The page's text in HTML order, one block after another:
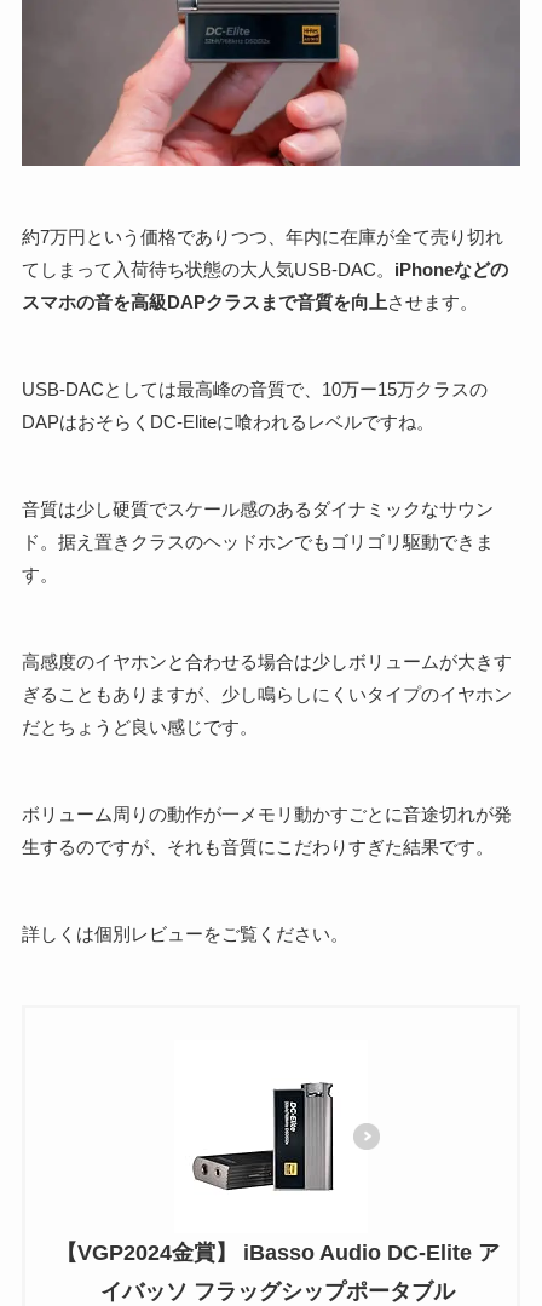
約7万円という価格でありつつ、年内に在庫が全て売り切れ
てしまって入荷待ち状態の大人気USB-DAC。 iPhoneなどの
スマホの音を高級DAPクラスまで音質を向上させます。
USB-DACとしては最高峰の音質で、10万ー15万クラスの
DAPはおそらくDC-Eliteに喰われるレベルですね。
音質は少し硬質でスケール感のあるダイナミックなサウン
ド。据え置きクラスのヘッドホンでもゴリゴリ駆動できま
す。
高感度のイヤホンと合わせる場合は少しボリュームが大きす
ぎることもありますが、少し鳴らしにくいタイプのイヤホン
だとちょうど良い感じです。
ボリューム周りの動作が一メモリ動かすごとに音途切れが発
生するのですが、それも音質にこだわりすぎた結果です。
詳しくは個別レビューをご覧ください。
【VGP2024金賞】 iBasso Audio DC-Elite ア
イバッソ フラッグシップポータブル